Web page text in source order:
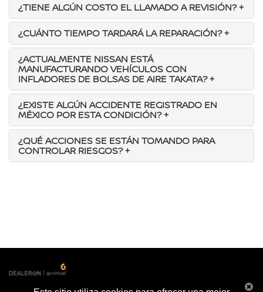
¿TIENE ALGÚN COSTO EL LLAMADO A REVISIÓN?+
¿CUÁNTO TIEMPO TARDARÁ LA REPARACIÓN?+
¿ACTUALMENTE NISSAN ESTÁ
MANUFACTURANDO VEHÍCULOS CON
INFLADORES DE BOLSAS DE AIRE TAKATA?+
¿EXISTE ALGÚN ACCIDENTE REGISTRADO EN
MÉXICO POR ESTA CONDICIÓN?+
¿QUÉ ACCIONES SE ESTÁN TOMANDO PARA
CONTROLAR RIESGOS?+